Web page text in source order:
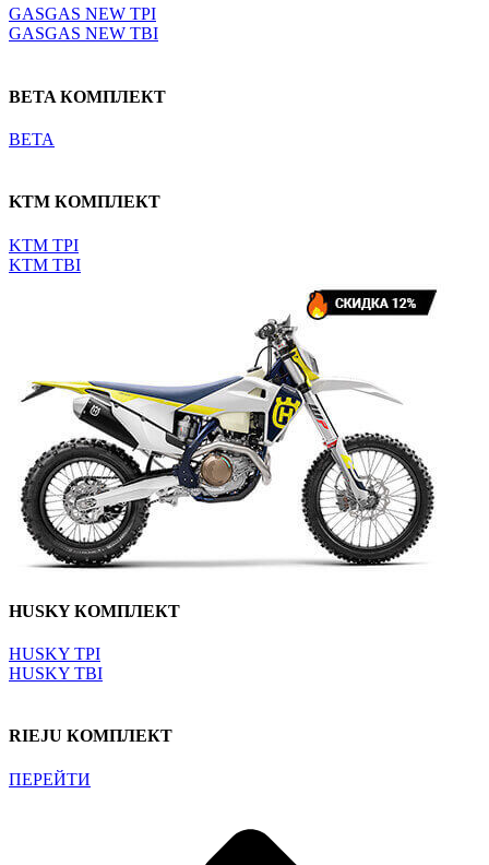
GASGAS NEW TPI
GASGAS NEW TBI
BETA КОМПЛЕКТ
BETA
KTM КОМПЛЕКТ
KTM TPI
KTM TBI
HUSKY КОМПЛЕКТ
HUSKY TPI
HUSKY TBI
RIEJU КОМПЛЕКТ
ПЕРЕЙТИ